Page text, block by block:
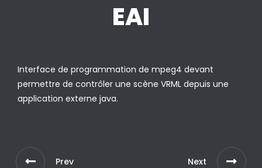
EAI
Interface de programmation de mpeg4 devant
permettre de contrôler une scène VRML depuis une
application externe java.
Prev Next